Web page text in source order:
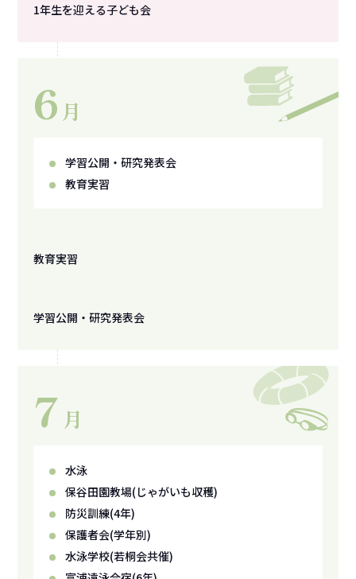
1年生を迎える子ども会
6 月
学習公開・研究発表会
教育実習
教育実習
学習公開・研究発表会
7 月
水泳
保谷田園教場(じゃがいも収穫)
防災訓練(4年)
保護者会(学年別)
水泳学校(若桐会共催)